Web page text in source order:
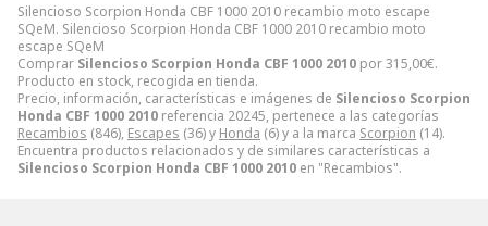
Silencioso Scorpion Honda CBF 1000 2010 recambio moto escape
SQeM. Silencioso Scorpion Honda CBF 1000 2010 recambio moto
escape SQeM
Comprar Silencioso Scorpion Honda CBF 1000 2010 por315,00€.
Producto en stock, recogida en tienda.
Precio, información, características e imágenes de Silencioso Scorpion
Honda CBF 1000 2010 referencia 20245, pertenece a las categorías
Recambios (846), Escapes (36) y Honda (6) y a la marca Scorpion (14).
Encuentra productos relacionados y de similares características a
Silencioso Scorpion Honda CBF 1000 2010 en "Recambios".